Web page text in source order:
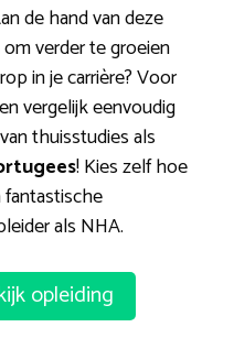
de hand van deze
verder te groeien
in je carrière? Voor
vergelijk eenvoudig
thuisstudies als
! Kies zelf hoe
als NHA.
opleiding